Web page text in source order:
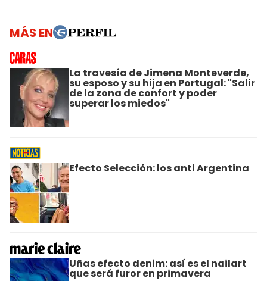
MÁS EN
La travesía de Jimena Monteverde,
su esposo y su hija en Portugal: "Salir
de la zona de confort y poder
superar los miedos"
Efecto Selección: los anti Argentina
Uñas efecto denim: así es el nailart
que será furor en primavera